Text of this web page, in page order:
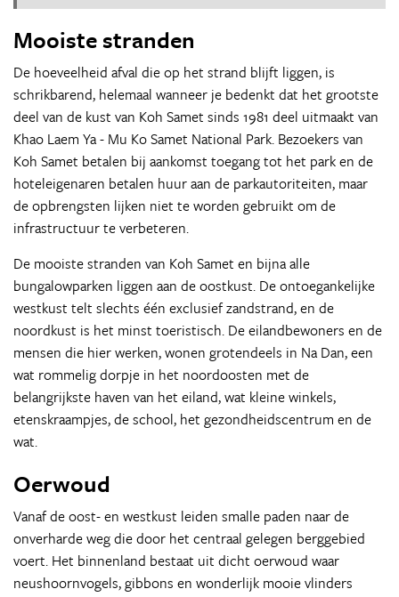
Mooiste stranden
De hoeveelheid afval die op het strand blijft liggen, is
schrikbarend, helemaal wanneer je bedenkt dat het grootste
deel van de kust van Koh Samet sinds 1981 deel uitmaakt van
Khao Laem Ya - Mu Ko Samet National Park. Bezoekers van
Koh Samet betalen bij aankomst toegang tot het park en de
hoteleigenaren betalen huur aan de parkautoriteiten, maar
de opbrengsten lijken niet te worden gebruikt om de
infrastructuur te verbeteren.
De mooiste stranden van Koh Samet en bijna alle
bungalowparken liggen aan de oostkust. De ontoegankelijke
westkust telt slechts één exclusief zandstrand, en de
noordkust is het minst toeristisch. De eilandbewoners en de
mensen die hier werken, wonen grotendeels in Na Dan, een
wat rommelig dorpje in het noordoosten met de
belangrijkste haven van het eiland, wat kleine winkels,
etenskraampjes, de school, het gezondheidscentrum en de
wat.
Oerwoud
Vanaf de oost- en westkust leiden smalle paden naar de
onverharde weg die door het centraal gelegen berggebied
voert. Het binnenland bestaat uit dicht oerwoud waar
neushoornvogels, gibbons en wonderlijk mooie vlinders